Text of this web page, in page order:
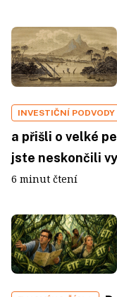
INVESTIČNÍ PODVODY
a přišli o velké
jste neskončili
6 minut čtení